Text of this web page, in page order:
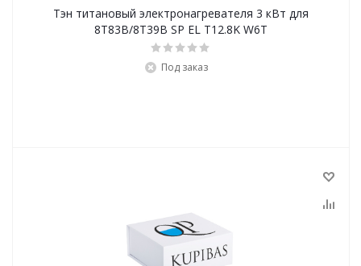
Тэн титановый электронагревателя 3 кВт для
8Т83В/8Т39В SP EL T12.8K W6T
Под заказ